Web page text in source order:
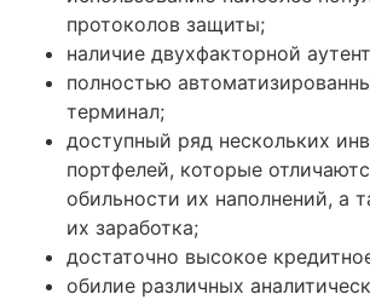
протоколов защиты;
наличие двухфакторной
полностью
терминал;
доступный ряд нескольких
портфелей, которые
обильности их наполнений, а
их заработка;
достаточно высокое
обилие различных